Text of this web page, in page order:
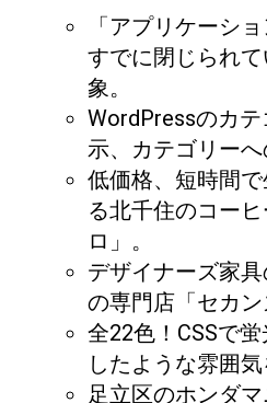
「アプリケーシ
すでに閉じられ
象。
WordPressのカ
示、カテゴリーへ
低価格、短時間
る北千住のコー
ロ」。
デザイナーズ家
の専門店「セカン
全22色！CSSで
したような雰囲気
足立区のホンダ